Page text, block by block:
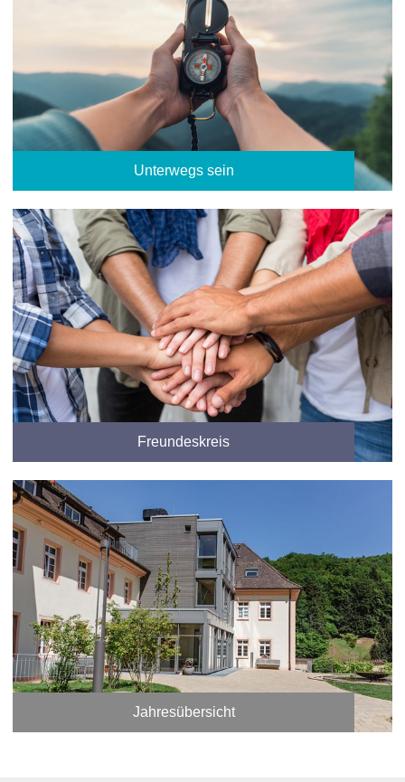
Unterwegs sein
Freundeskreis
Jahresübersicht